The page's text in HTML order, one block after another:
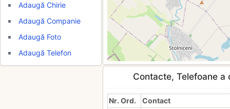
Adaugă Chirie
Adaugă Companie
Adaugă Foto
Adaugă Telefon
Contacte, Telefoane
Nr. Ord.
Contact